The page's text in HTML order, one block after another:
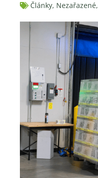
Články, Nezařazené,